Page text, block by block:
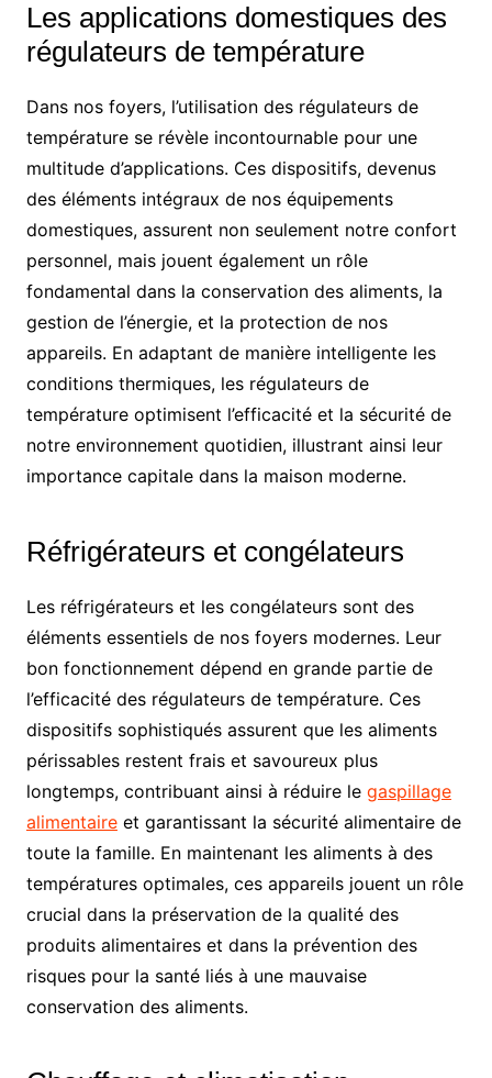
Les applications domestiques des
régulateurs de température
Dans nos foyers, l’utilisation des régulateurs de
température se révèle incontournable pour une
multitude d’applications. Ces dispositifs, devenus
des éléments intégraux de nos équipements
domestiques, assurent non seulement notre confort
personnel, mais jouent également un rôle
fondamental dans la conservation des aliments, la
gestion de l’énergie, et la protection de nos
appareils. En adaptant de manière intelligente les
conditions thermiques, les régulateurs de
température optimisent l’efficacité et la sécurité de
notre environnement quotidien, illustrant ainsi leur
importance capitale dans la maison moderne.
Réfrigérateurs et congélateurs
Les réfrigérateurs et les congélateurs sont des
éléments essentiels de nos foyers modernes. Leur
bon fonctionnement dépend en grande partie de
l’efficacité des régulateurs de température. Ces
dispositifs sophistiqués assurent que les aliments
périssables restent frais et savoureux plus
longtemps, contribuant ainsi à réduire le gaspillage
alimentaireet garantissant la sécurité alimentaire de
toute la famille. En maintenant les aliments à des
températures optimales, ces appareils jouent un rôle
crucial dans la préservation de la qualité des
produits alimentaires et dans la prévention des
risques pour la santé liés à une mauvaise
conservation des aliments.